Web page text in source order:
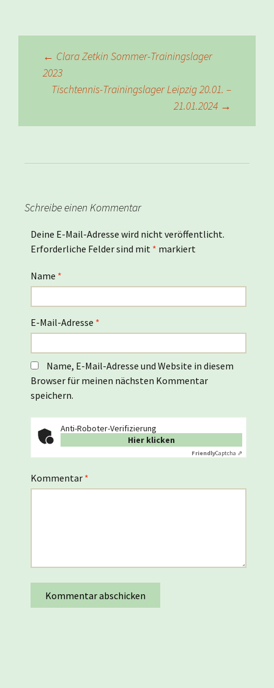
Beitragsnavigation
← Clara Zetkin Sommer-Trainingslager
2023
Tischtennis-Trainingslager Leipzig 20.01. –
21.01.2024 →
Schreibe einen Kommentar
Deine E-Mail-Adresse wird nicht veröffentlicht.
Erforderliche Felder sind mit * markiert
Name *
E-Mail-Adresse *
Name, E-Mail-Adresse und Website in diesem
Browser für meinen nächsten Kommentar
speichern.
Anti-Roboter-Verifizierung
Hier klicken
FriendlyCaptcha ⇗
Kommentar *